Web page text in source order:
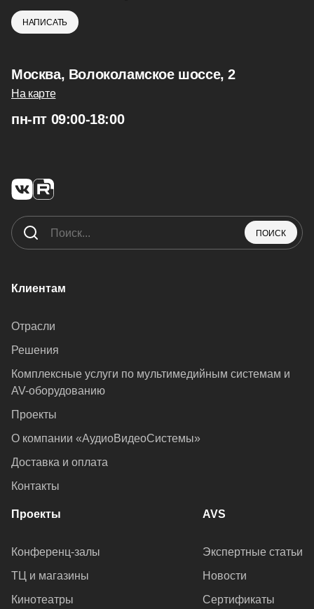
НАПИСАТЬ
Москва, Волоколамское шоссе, 2
На карте
пн-пт 09:00-18:00
ПОИСК
Клиентам
Отрасли
Решения
Комплексные услуги по мультимедийным системам и
AV-оборудованию
Проекты
О компании «АудиоВидеоСистемы»
Доставка и оплата
Контакты
Проекты
Конференц-залы
ТЦ и магазины
Кинотеатры
AVS
Экспертные статьи
Новости
Сертификаты